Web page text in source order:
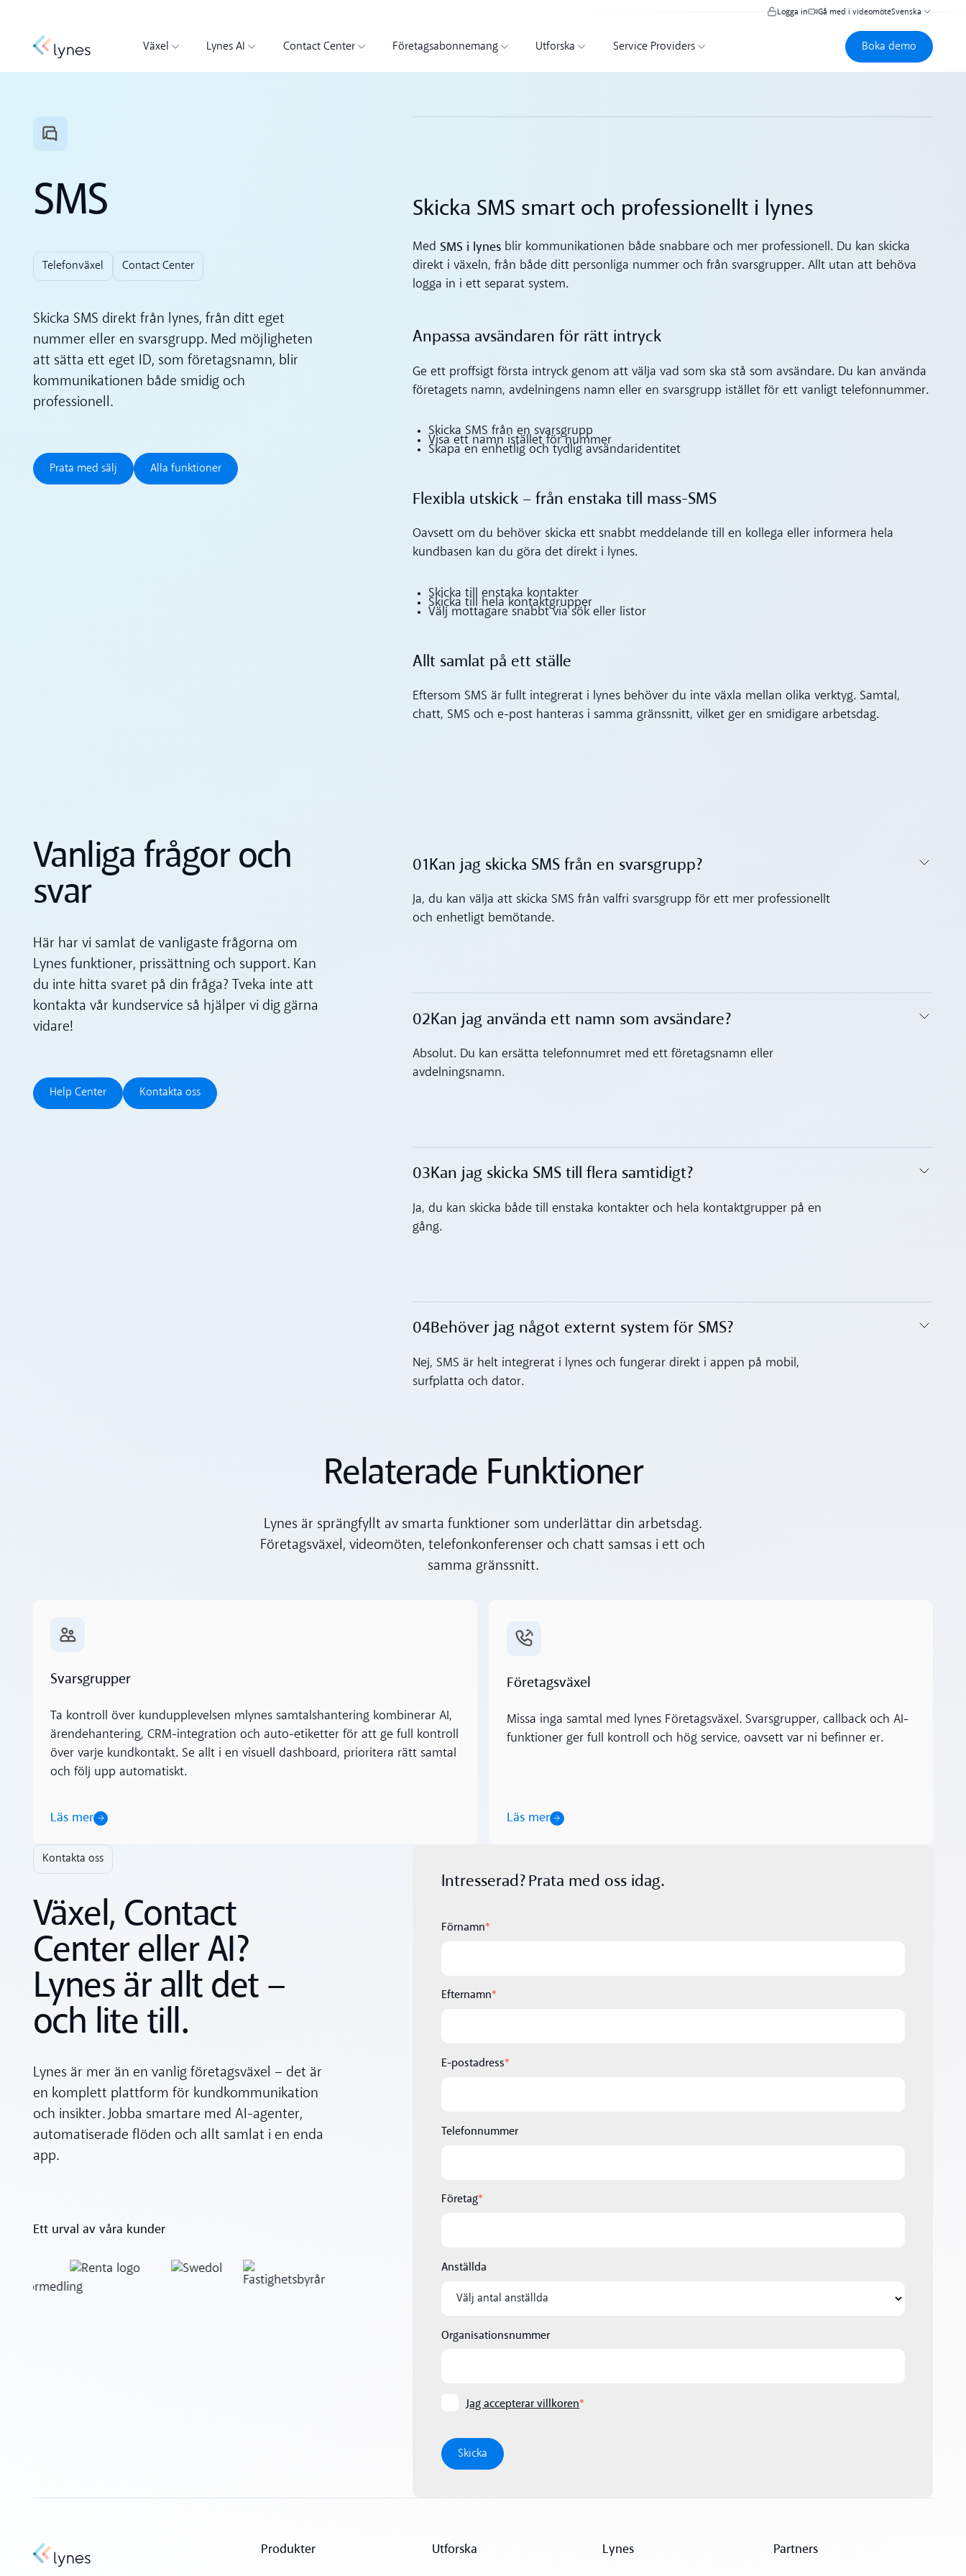
Logga in Gå med i videomöteSvenska
Växel Lynes AI Contact Center Företagsabonnemang Utforska Service Providers
Boka demo
Boka demo
SMS
Telefonväxel Contact Center
Skicka SMS direkt från lynes, från ditt eget
nummer eller en svarsgrupp. Med möjligheten
att sätta ett eget ID, som företagsnamn, blir
kommunikationen både smidig och
professionell.
Prata med sälj
Prata med sälj
Alla funktioner
Alla funktioner
Skicka SMS smart och professionellt i lynes
Med SMS i lynes blir kommunikationen både snabbare och mer professionell. Du kan skicka
direkt i växeln, från både ditt personliga nummer och från svarsgrupper. Allt utan att behöva
logga in i ett separat system.
Anpassa avsändaren för rätt intryck
Ge ett proffsigt första intryck genom att välja vad som ska stå som avsändare. Du kan använda
företagets namn, avdelningens namn eller en svarsgrupp istället för ett vanligt telefonnummer.
Skicka SMS från en svarsgrupp
Visa ett namn istället för nummer
Skapa en enhetlig och tydlig avsändaridentitet
Flexibla utskick – från enstaka till mass-SMS
Oavsett om du behöver skicka ett snabbt meddelande till en kollega eller informera hela
kundbasen kan du göra det direkt i lynes.
Skicka till enstaka kontakter
Skicka till hela kontaktgrupper
Välj mottagare snabbt via sök eller listor
Allt samlat på ett ställe
Eftersom SMS är fullt integrerat i lynes behöver du inte växla mellan olika verktyg. Samtal,
chatt, SMS och e-post hanteras i samma gränssnitt, vilket ger en smidigare arbetsdag.
Vanliga frågor och
svar
Här har vi samlat de vanligaste frågorna om
Lynes funktioner, prissättning och support. Kan
du inte hitta svaret på din fråga? Tveka inte att
kontakta vår kundservice så hjälper vi dig gärna
vidare!
Help Center
Help Center
Kontakta oss
Kontakta oss
Toggle accordion
01Kan jag skicka SMS från en svarsgrupp?‍
Ja, du kan välja att skicka SMS från valfri svarsgrupp för ett mer professionellt
och enhetligt bemötande.
Toggle accordion
02Kan jag använda ett namn som avsändare?‍
Absolut. Du kan ersätta telefonnumret med ett företagsnamn eller
avdelningsnamn.
Toggle accordion
03Kan jag skicka SMS till flera samtidigt?‍
Ja, du kan skicka både till enstaka kontakter och hela kontaktgrupper på en
gång.
Toggle accordion
04Behöver jag något externt system för SMS?‍
Nej, SMS är helt integrerat i lynes och fungerar direkt i appen på mobil,
surfplatta och dator.
Relaterade Funktioner
Lynes är sprängfyllt av smarta funktioner som underlättar din arbetsdag.
Företagsväxel, videomöten, telefonkonferenser och chatt samsas i ett och
samma gränssnitt.
Svarsgrupper
Ta kontroll över kundupplevelsen mlynes samtalshantering kombinerar AI,
ärendehantering, CRM-integration och auto-etiketter för att ge full kontroll
över varje kundkontakt. Se allt i en visuell dashboard, prioritera rätt samtal
och följ upp automatiskt.
Läs mer
Läs mer
Företagsväxel
Missa inga samtal med lynes Företagsväxel. Svarsgrupper, callback och AI-
funktioner ger full kontroll och hög service, oavsett var ni befinner er.
Läs mer
Läs mer
Kontakta oss
Växel, Contact
Center eller AI?
Lynes är allt det –
och lite till.
Lynes är mer än en vanlig företagsväxel – det är
en komplett plattform för kundkommunikation
och insikter. Jobba smartare med AI-agenter,
automatiserade flöden och allt samlat i en enda
app.
Ett urval av våra kunder
Intresserad? Prata med oss idag.
Förnamn*
Efternamn*
E-postadress*
Telefonnummer
Företag*
Anställda
Organisationsnummer
Jag accepterar villkoren*
Produkter Utforska Lynes Partners